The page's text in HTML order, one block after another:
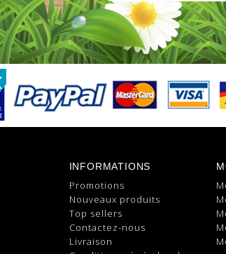
INFORMATIONS
Promotions
Nouveaux produits
Top sellers
Contactez-nous
Livraison